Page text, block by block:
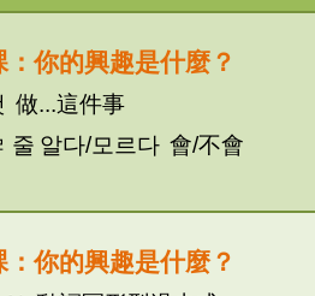
：你的興趣是什麼？
做...這件事
줄 알다/모르다 會/不會
：你的興趣是什麼？